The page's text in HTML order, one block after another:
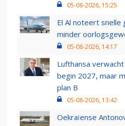
05-08-2026, 15:25
El Al noteert snelle
minder
05-08-2026, 14:17
Lufthansa
begin 2027, maar
plan B
05-08-2026, 13:42
Oekraïense